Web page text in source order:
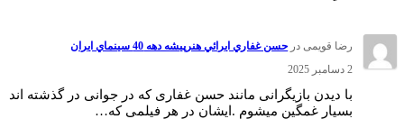
رضا قویمیدر حسن غفاري ايرائي هنرپيشه دهه 40 سينماي ايران
2 دسامبر 2025
با دیدن بازیگرانی مانند حسن غفاری که در جوانی در گذشته اند
بسیار غمگین میشوم .ایشان در هر فیلمی که…